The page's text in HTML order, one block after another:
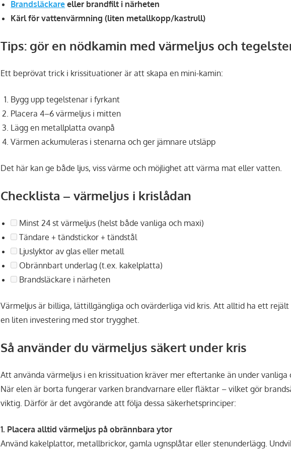
Brandsläckare eller brandfilt i närheten
Kärl för vattenvärmning (liten metallkopp/kastrull)
Tips: gör en nödkamin med värmeljus och
Ett beprövat trick i krissituationer är att skapa en mini-kamin:
Bygg upp tegelstenar i fyrkant
Placera 4–6 värmeljus i mitten
Lägg en metallplatta ovanpå
Värmen ackumuleras i stenarna och ger jämnare utsläpp
Det här kan ge både ljus, viss värme och möjlighet att värma mat eller vatten.
Checklista – värmeljus i krislådan
Minst 24 st värmeljus (helst både vanliga och maxi)
Tändare + tändstickor + tändstål
Ljuslyktor av glas eller metall
Obrännbart underlag (t.ex. kakelplatta)
Brandsläckare i närheten
Värmeljus är billiga, lättillgängliga och ovärderliga vid kris. Att alltid ha ett
en liten investering med stor trygghet.
Så använder du värmeljus säkert under kris
Att använda värmeljus i en krissituation kräver mer eftertanke än under vanliga
När elen är borta fungerar varken brandvarnare eller fläktar – vilket gör
viktig. Därför är det avgörande att följa dessa säkerhetsprinciper:
1. Placera alltid värmeljus på obrännbara ytor
Använd kakelplattor, metallbrickor, gamla ugnsplåtar eller stenunderlägg.